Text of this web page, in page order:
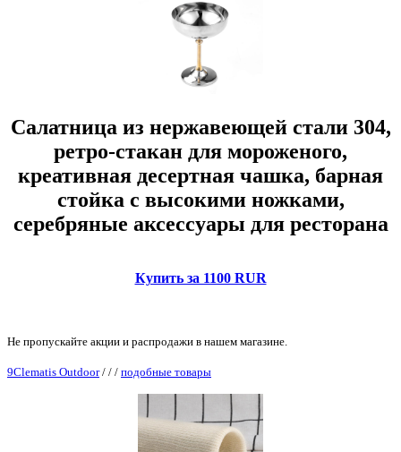
Салатница из нержавеющей стали 304,
ретро-стакан для мороженого,
креативная десертная чашка, барная
стойка с высокими ножками,
серебряные аксессуары для ресторана
Купить за 1100 RUR
Не пропускайте акции и распродажи в нашем магазине.
9Clematis Outdoor/ / / подобные товары